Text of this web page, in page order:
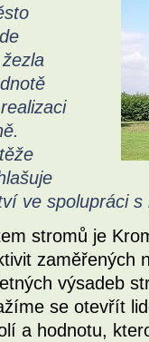
ve spolupráci
stromů je
zaměřených
výsadeb
se otevřít
a hodnotu,